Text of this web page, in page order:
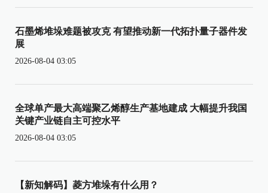
石墨烯堆垛难题被攻克 有望推动新一代拓扑量子器件发
展
2026-08-04 03:05
全球单产最大高端聚乙烯醇生产基地建成 大幅提升我国
关键产业链自主可控水平
2026-08-04 03:05
【新知解码】菱方堆垛有什么用？